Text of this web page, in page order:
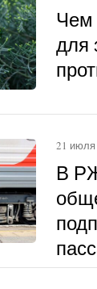
Чем
для
В
21 июля